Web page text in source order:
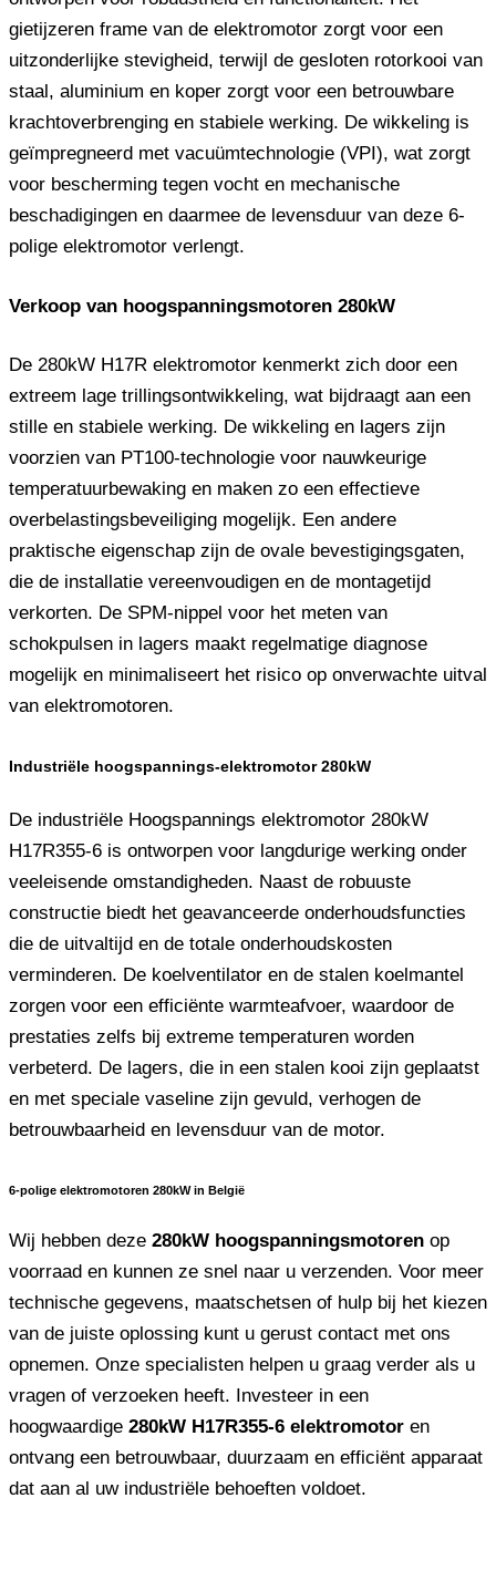
gietijzeren frame van de elektromotor zorgt voor een
uitzonderlijke stevigheid, terwijl de gesloten rotorkooi van
staal, aluminium en koper zorgt voor een betrouwbare
krachtoverbrenging en stabiele werking. De wikkeling is
geïmpregneerd met vacuümtechnologie (VPI), wat zorgt
voor bescherming tegen vocht en mechanische
beschadigingen en daarmee de levensduur van deze 6-
polige elektromotor verlengt.
Verkoop van hoogspanningsmotoren 280kW
De 280kW H17R elektromotor kenmerkt zich door een
extreem lage trillingsontwikkeling, wat bijdraagt ​​aan een
stille en stabiele werking. De wikkeling en lagers zijn
voorzien van PT100-technologie voor nauwkeurige
temperatuurbewaking en maken zo een effectieve
overbelastingsbeveiliging mogelijk. Een andere
praktische eigenschap zijn de ovale bevestigingsgaten,
die de installatie vereenvoudigen en de montagetijd
verkorten. De SPM-nippel voor het meten van
schokpulsen in lagers maakt regelmatige diagnose
mogelijk en minimaliseert het risico op onverwachte uitval
van elektromotoren.
Industriële hoogspannings-elektromotor 280kW
De industriële Hoogspannings elektromotor 280kW
H17R355-6 is ontworpen voor langdurige werking onder
veeleisende omstandigheden. Naast de robuuste
constructie biedt het geavanceerde onderhoudsfuncties
die de uitvaltijd en de totale onderhoudskosten
verminderen. De koelventilator en de stalen koelmantel
zorgen voor een efficiënte warmteafvoer, waardoor de
prestaties zelfs bij extreme temperaturen worden
verbeterd. De lagers, die in een stalen kooi zijn geplaatst
en met speciale vaseline zijn gevuld, verhogen de
betrouwbaarheid en levensduur van de motor.
6-polige elektromotoren 280kW in België
Wij hebben deze 280kW hoogspanningsmotoren op
voorraad en kunnen ze snel naar u verzenden. Voor meer
technische gegevens, maatschetsen of hulp bij het kiezen
van de juiste oplossing kunt u gerust contact met ons
opnemen. Onze specialisten helpen u graag verder als u
vragen of verzoeken heeft. Investeer in een
hoogwaardige 280kW H17R355-6 elektromotor en
ontvang een betrouwbaar, duurzaam en efficiënt apparaat
dat aan al uw industriële behoeften voldoet.